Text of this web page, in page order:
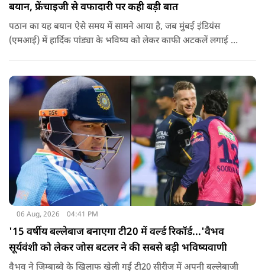
बयान, फ्रेंचाइजी से वफादारी पर कही बड़ी बात
पठान का यह बयान ऐसे समय में सामने आया है, जब मुंबई इंडियंस
(एमआई) में हार्दिक पांड्या के भविष्य को लेकर काफी अटकलें लगाई जा
06 Aug, 2026 04:41 PM
'15 वर्षीय बल्लेबाज बनाएगा टी20 में वर्ल्ड रिकॉर्ड...'वैभव
सूर्यवंशी को लेकर जोस बटलर ने की सबसे बड़ी भविष्यवाणी
वैभव ने जिम्बाब्वे के खिलाफ खेली गई टी20 सीरीज में अपनी बल्लेबाजी